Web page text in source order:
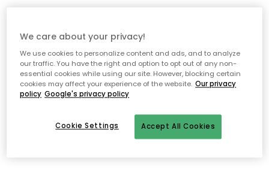
We care about your privacy!
We use cookies to personalize content and ads, and to analyze
our traffic. You have the right and option to opt out of any non-
essential cookies while using our site. However, blocking certain
cookies may affect your experience of the website. Our privacy
policy Google's privacy policy
Accept All Cookies
Cookie Settings